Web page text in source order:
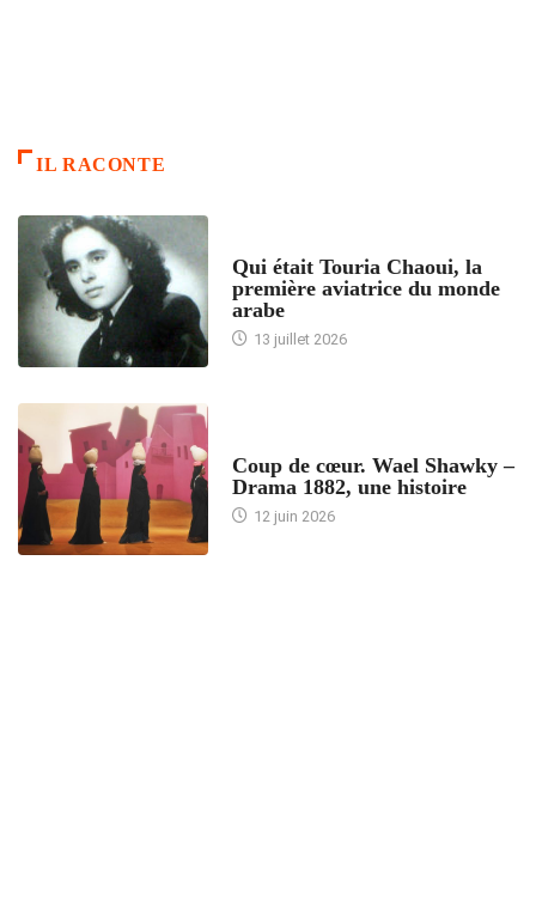
IL RACONTE
Qui était Touria Chaoui, la
première aviatrice du monde
arabe
13 juillet 2026
Coup de cœur. Wael Shawky –
Drama 1882, une histoire
12 juin 2026